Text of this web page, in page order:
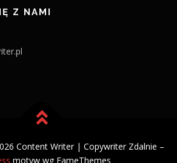
Z NAMI
Content Writer | Copywriter Zdalnie –
motyw wg FameThemes